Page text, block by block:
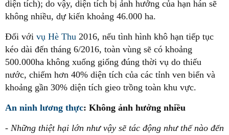
diện tích); do vậy, diện tích bị ảnh hưởng của hạn hán sẽ
không nhiều, dự kiến khoảng 46.000 ha.
Đối với vụ Hè Thu 2016, nếu tình hình khô hạn tiếp tục
kéo dài đến tháng 6/2016, toàn vùng sẽ có khoảng
500.000ha không xuống giống đúng thời vụ do thiếu
nước, chiếm hơn 40% diện tích của các tỉnh ven biển và
khoảng gần 30% diện tích gieo trồng toàn khu vực.
An ninh lương thực: Không ảnh hưởng nhiều
- Những thiệt hại lớn như vậy sẽ tác động như thế nào đến